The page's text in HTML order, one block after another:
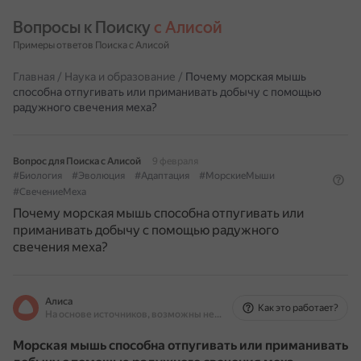
Вопросы к Поиску с Алисой
Примеры ответов Поиска с Алисой
Главная / Наука и образование / Почему морская мышь
способна отпугивать или приманивать добычу с помощью
радужного свечения меха?
Вопрос для Поиска с Алисой
9 февраля
#Биология
#Эволюция #Адаптация
#МорскиеМыши
#СвечениеМеха
Почему морская мышь способна отпугивать или
приманивать добычу с помощью радужного
свечения меха?
Алиса
На основе источников, возможны неточности
Как это работает?
Морская мышь способна отпугивать или приманивать